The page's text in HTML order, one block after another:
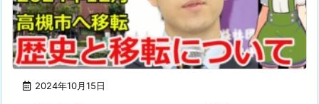
2024年10月15日